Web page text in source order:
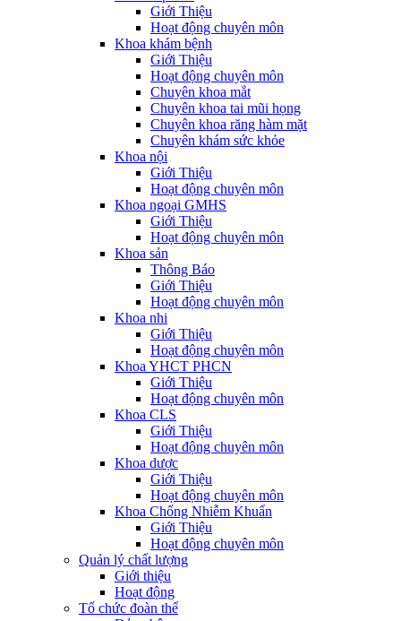
Giới Thiệu
Hoạt động chuyên môn
Khoa khám bệnh
Giới Thiệu
Hoạt động chuyên môn
Chuyên khoa mắt
Chuyên khoa tai mũi họng
Chuyên khoa răng hàm mặt
Chuyên khám sức khỏe
Khoa nội
Giới Thiệu
Hoạt động chuyên môn
Khoa ngoại GMHS
Giới Thiệu
Hoạt động chuyên môn
Khoa sản
Thông Báo
Giới Thiệu
Hoạt động chuyên môn
Khoa nhi
Giới Thiệu
Hoạt động chuyên môn
Khoa YHCT PHCN
Giới Thiệu
Hoạt động chuyên môn
Khoa CLS
Giới Thiệu
Hoạt động chuyên môn
Khoa dược
Giới Thiệu
Hoạt động chuyên môn
Khoa Chống Nhiễm Khuẩn
Giới Thiệu
Hoạt động chuyên môn
Quản lý chất lượng
Giới thiệu
Hoạt động
Tổ chức đoàn thể